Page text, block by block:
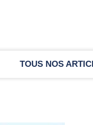
TOUS NOS